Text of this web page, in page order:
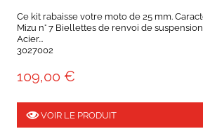
Ce kit rabaisse votre moto de 25 mm.
Mizu n° 7 Biellettes de renvoi de
Acier...
3027002
109,00 €
VOIR LE PRODUIT